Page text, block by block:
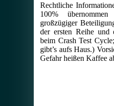
Rechtliche
100%
großzügiger
der ersten Reihe und
beim Crash Test
gibt’s aufs Haus.)
Gefahr heißen Kaffee